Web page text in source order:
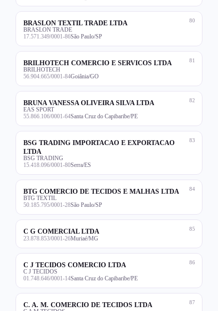
80
BRASLON TEXTIL TRADE LTDA
BRASLON TRADE
17.571.349/0001-86São Paulo/SP
81
BRILHOTECH COMERCIO E SERVICOS LTDA
BRILHOTECH
56.904.665/0001-84Goiânia/GO
82
BRUNA VANESSA OLIVEIRA SILVA LTDA
EAS SPORT
55.866.106/0001-64Santa Cruz do Capibaribe/PE
83
BSG TRADING IMPORTACAO E EXPORTACAO
LTDA
BSG TRADING
15.418.096/0001-80Serra/ES
84
BTG COMERCIO DE TECIDOS E MALHAS LTDA
BTG TEXTIL
50.185.795/0001-28São Paulo/SP
85
C G COMERCIAL LTDA
23.878.853/0001-26Muriaé/MG
86
C J TECIDOS COMERCIO LTDA
C J TECIDOS
01.748.646/0001-14Santa Cruz do Capibaribe/PE
87
C. A. M. COMERCIO DE TECIDOS LTDA